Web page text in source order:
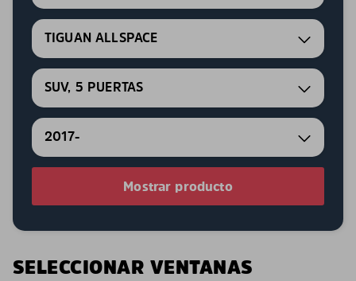
TIGUAN ALLSPACE
SUV, 5 PUERTAS
2017-
Mostrar producto
SELECCIONAR VENTANAS